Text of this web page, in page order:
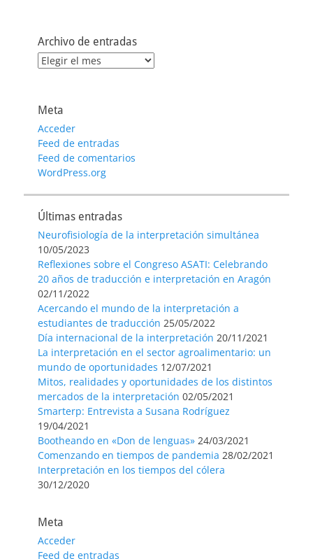
Archivo de entradas
Archivo
Meta
Acceder
Feed de entradas
Feed de comentarios
WordPress.org
Últimas entradas
Neurofisiología de la interpretación simultánea
10/05/2023
Reflexiones sobre el Congreso ASATI: Celebrando
20 años de traducción e interpretación en Aragón
02/11/2022
Acercando el mundo de la interpretación a
estudiantes de traducción 25/05/2022
Día internacional de la interpretación 20/11/2021
La interpretación en el sector agroalimentario: un
mundo de oportunidades 12/07/2021
Mitos, realidades y oportunidades de los distintos
mercados de la interpretación 02/05/2021
Smarterp: Entrevista a Susana Rodríguez
19/04/2021
Bootheando en «Don de lenguas» 24/03/2021
Comenzando en tiempos de pandemia 28/02/2021
Interpretación en los tiempos del cólera
30/12/2020
Meta
Acceder
Feed de entradas